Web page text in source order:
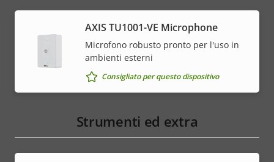
AXIS TU1001-VE Microphone
Microfono robusto pronto per l'uso in
ambienti esterni
Consigliato per questo dispositivo
Strumenti ed extra